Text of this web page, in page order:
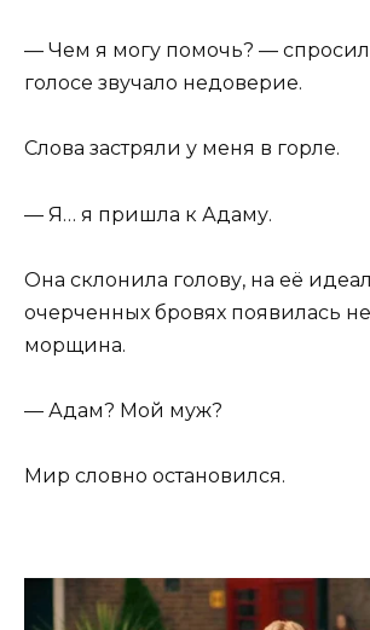
— Чем я могу помочь? —
голосе звучало недоверие.
Слова застряли у меня в горле.
— Я… я пришла к Адаму.
Она склонила голову, на её
очерченных бровях появилась
морщина.
— Адам? Мой муж?
Мир словно остановился.